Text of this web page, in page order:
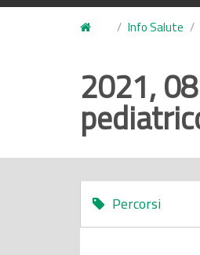
Info Salute
2021,
Percorsi